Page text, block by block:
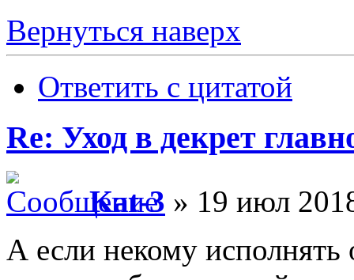
Вернуться наверх
Ответить с цитатой
Re: Уход в декрет
Kat-3 » 19 июл
А если некому исполнять